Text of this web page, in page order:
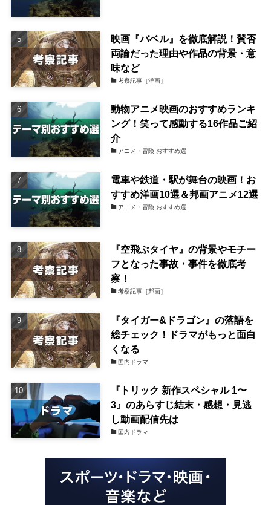
映画『バベル』を徹底解説！賛否
両論だった理由や作品の背景・意
味など
考察記事［洋画］
動物アニメ映画のおすすめランキ
ング！笑って感動する16作品ご紹
介
アニメ・冒険 おすすめ選
電車や鉄道・駅が舞台の映画！お
すすめ洋画10選＆邦画アニメ12選
アニメ・冒険 おすすめ選
『空飛ぶタイヤ』の背景やモチー
フとなった事故・事件を徹底考
察！
考察記事［邦画］
『タイガー&ドラゴン』の落語を
総チェック！ドラマがもっと面白
くなる
国内ドラマ
『トリック 新作スペシャル 1〜
3』のあらすじ結末・感想・見逃
し動画配信先は
国内ドラマ